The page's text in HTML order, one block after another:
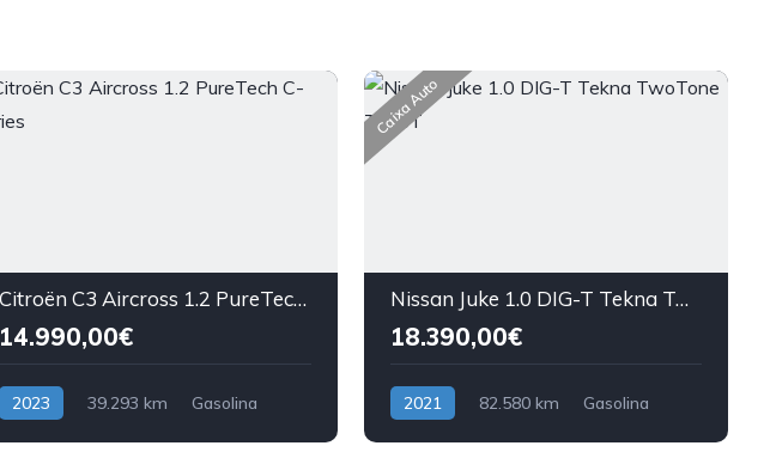
Citroën C3 Aircross 1.2 PureTech C-Series
14.990,00€
2023 39.293 km
Gasolina
Caixa Auto
Nissan Juke 1.0 DIG-T Tekna TwoTone T DCT
18.390,00€
2021 82.580 km
Gasolina